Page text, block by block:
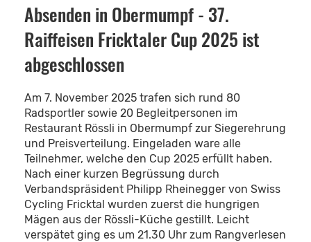
Absenden in Obermumpf - 37.
Raiffeisen Fricktaler Cup 2025 ist
abgeschlossen
Am 7. November 2025 trafen sich rund 80
Radsportler sowie 20 Begleitpersonen im
Restaurant Rössli in Obermumpf zur Siegerehrung
und Preisverteilung. Eingeladen ware alle
Teilnehmer, welche den Cup 2025 erfüllt haben.
Nach einer kurzen Begrüssung durch
Verbandspräsident Philipp Rheinegger von Swiss
Cycling Fricktal wurden zuerst die hungrigen
Mägen aus der Rössli-Küche gestillt. Leicht
verspätet ging es um 21.30 Uhr zum Rangverlesen